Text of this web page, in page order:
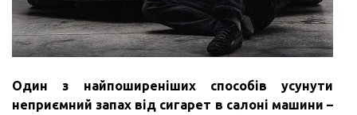
Один з найпоширеніших способів усунути
неприємний запах від сигарет в салоні машини –